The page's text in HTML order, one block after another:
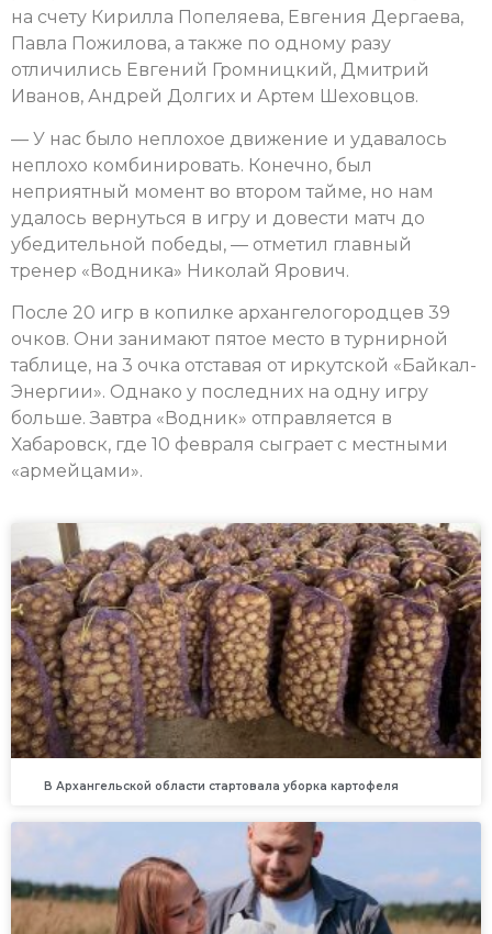
на счету Кирилла Попеляева, Евгения Дергаева,
Павла Пожилова, а также по одному разу
отличились Евгений Громницкий, Дмитрий
Иванов, Андрей Долгих и Артем Шеховцов.
— У нас было неплохое движение и удавалось
неплохо комбинировать. Конечно, был
неприятный момент во втором тайме, но нам
удалось вернуться в игру и довести матч до
убедительной победы, — отметил главный
тренер «Водника» Николай Ярович.
После 20 игр в копилке архангелогородцев 39
очков. Они занимают пятое место в турнирной
таблице, на 3 очка отставая от иркутской «Байкал-
Энергии». Однако у последних на одну игру
больше. Завтра «Водник» отправляется в
Хабаровск, где 10 февраля сыграет с местными
«армейцами».
В Архангельской области стартовала уборка картофеля